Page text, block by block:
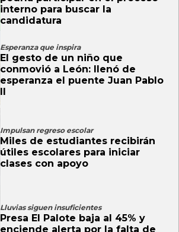
interno para buscar la
candidatura
Esperanza que inspira
El gesto de un niño que
conmovió a León: llenó de
esperanza el puente Juan Pablo
Impulsan regreso escolar
Miles de estudiantes recibirán
útiles escolares para iniciar
clases con apoyo
Lluvias siguen insuficientes
Presa El Palote baja al 45% y
enciende alerta por la falta de